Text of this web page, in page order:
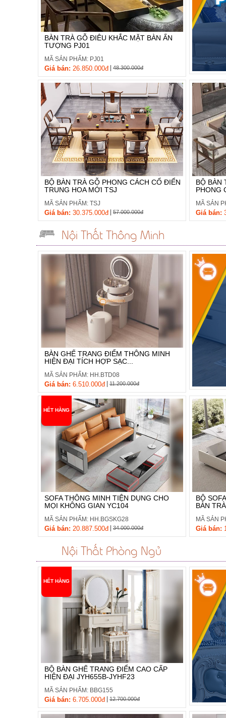
BÀN TRÀ GỖ ĐIÊU KHẮC MẶT BÀN ẤN
TƯỢNG PJ01
MÃ SẢN PHẨM: PJ01
Giá bán: 26.850.000đ| 48.300.000đ
BỘ BÀN TRÀ GỖ PHONG CÁCH CỔ ĐIỂN
TRUNG HOA MỚI TSJ
MÃ SẢN PHẨM: TSJ
Giá bán: 30.375.000đ| 57.000.000đ
BỘ BÀN
PHONG
MÃ SẢN
Giá bán:
Nội Thất Thông Minh
BÀN GHẾ TRANG ĐIỂM THÔNG MINH
HIỆN ĐẠI TÍCH HỢP SẠC...
MÃ SẢN PHẨM: HH.BTD08
Giá bán: 6.510.000đ| 11.200.000đ
HẾT HÀNG
SOFA THÔNG MINH TIỆN DỤNG CHO
MỌI KHÔNG GIAN YC104
MÃ SẢN PHẨM: HH.BGSKG28
Giá bán: 20.887.500đ| 34.000.000đ
BỘ
BÀN
MÃ SẢN
Giá bán:
Nội Thất Phòng Ngủ
HẾT HÀNG
BỘ BÀN GHẾ TRANG ĐIỂM CAO CẤP
HIỆN ĐẠI JYH655B-JYHF23
MÃ SẢN PHẨM: BBG155
Giá bán: 6.705.000đ| 12.700.000đ